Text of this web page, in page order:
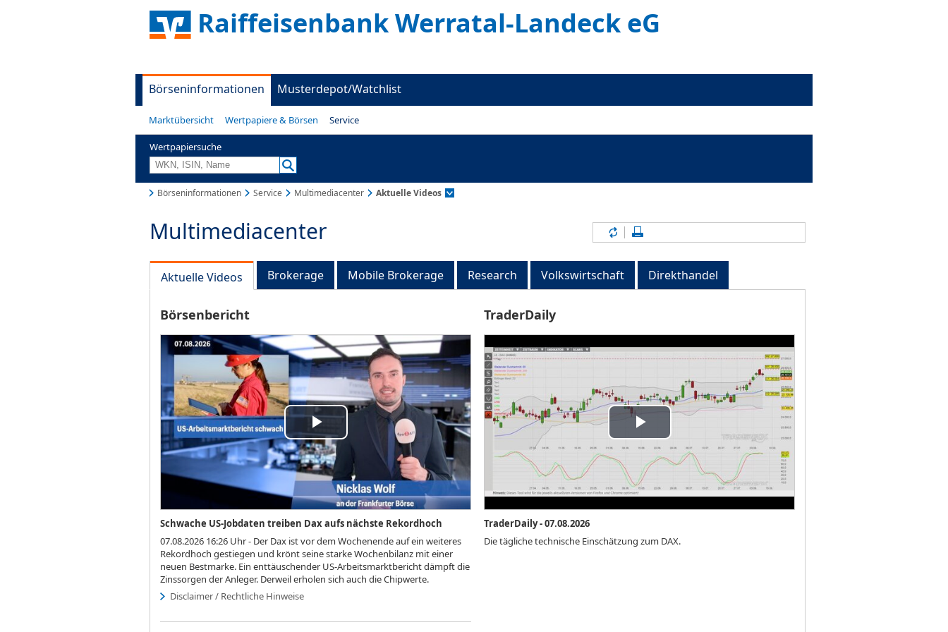
Raiffeisenbank Werratal-Landeck eG
Börseninformationen Musterdepot/Watchlist
Marktübersicht Wertpapiere & Börsen Service
Wertpapiersuche
Börseninformationen Service Multimediacenter Aktuelle Videos
Multimediacenter Inhalte aktualisieren
Aktuelle Videos Brokerage Mobile Brokerage Research Volkswirtschaft Direkthandel
Börsenbericht
Play
Video
Schwache US-Jobdaten treiben Dax aufs nächste Rekordhoch
07.08.2026 16:26 Uhr - Der Dax ist vor dem Wochenende auf ein weiteres
Rekordhoch gestiegen und krönt seine starke Wochenbilanz mit einer
neuen Bestmarke. Ein enttäuschender US-Arbeitsmarktbericht dämpft die
Zinssorgen der Anleger. Derweil erholen sich auch die Chipwerte.
Disclaimer / Rechtliche Hinweise
TraderDaily
Play
Video
TraderDaily - 07.08.2026
Die tägliche technische Einschätzung zum DAX.